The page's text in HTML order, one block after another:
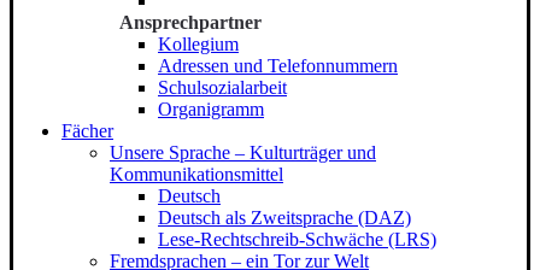
Ansprechpartner
Kollegium
Adressen und Telefonnummern
Schulsozialarbeit
Organigramm
Fächer
Unsere Sprache – Kulturträger und
Kommunikationsmittel
Deutsch
Deutsch als Zweitsprache (DAZ)
Lese-Rechtschreib-Schwäche (LRS)
Fremdsprachen – ein Tor zur Welt